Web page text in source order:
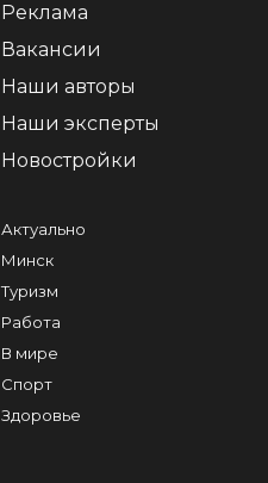
Реклама
Вакансии
Наши авторы
Наши эксперты
Новостройки
Актуально
Минск
Туризм
Работа
В мире
Спорт
Здоровье